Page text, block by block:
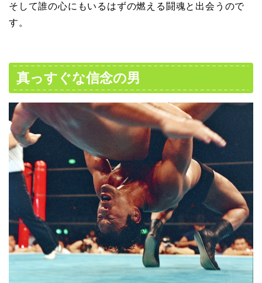
そして誰の心にもいるはずの燃える闘魂と出会うので
す。
真っすぐな信念の男